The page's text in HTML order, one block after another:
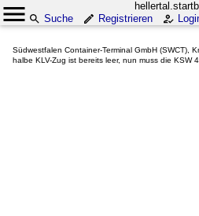
Suche
Registrieren
Südwestfalen Container-Terminal GmbH (SWCT),
halbe KLV-Zug ist bereits leer, nun muss die KSW